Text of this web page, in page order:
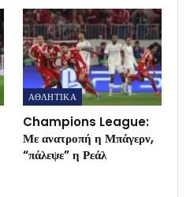
ΑΘΛΗΤΙΚΑ
Champions League:
Με ανατροπή η Μπάγερν,
“πάλεψε” η Ρεάλ